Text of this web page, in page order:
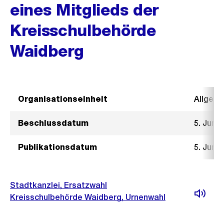
eines Mitglieds der
Kreisschulbehörde
Waidberg
Organisationseinheit
Beschlussdatum 5. Juni
Publikationsdatum 5. Juni
Stadtkanzlei, Ersatzwahl
Kreisschulbehörde Waidberg, Urnenwahl